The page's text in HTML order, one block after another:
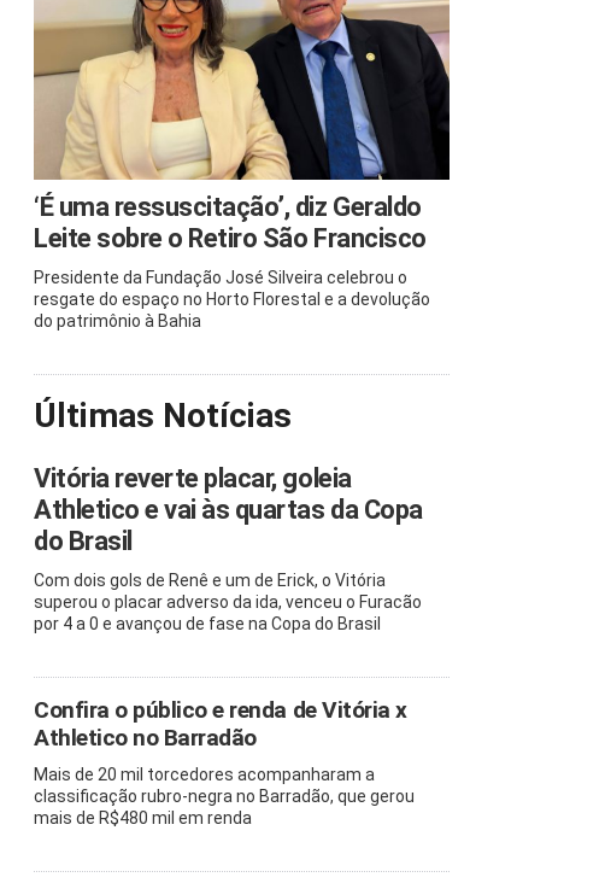
‘É uma ressuscitação’, diz Geraldo
Leite sobre o Retiro São Francisco
Presidente da Fundação José Silveira celebrou o
resgate do espaço no Horto Florestal e a devolução
do patrimônio à Bahia
Últimas Notícias
Vitória reverte placar, goleia
Athletico e vai às quartas da Copa
do Brasil
Com dois gols de Renê e um de Erick, o Vitória
superou o placar adverso da ida, venceu o Furacão
por 4 a 0 e avançou de fase na Copa do Brasil
Confira o público e renda de Vitória x
Athletico no Barradão
Mais de 20 mil torcedores acompanharam a
classificação rubro-negra no Barradão, que gerou
mais de R$480 mil em renda